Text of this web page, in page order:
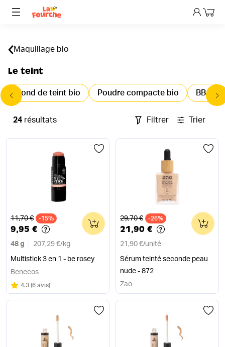
Mon
Maquillage bio
Le teint
Fond de teint bio Poudre compacte bio BB
24 résultats Filtrer Trier
Ancien prix
11,70 € -15%
9,95 €
48 g 207,29 €/ kg
Multistick 3 en 1 - be rosey
0
Benecos
Note
4.3 sur 5
(6 avis)
Ancien prix
29,70 € -26%
21,90 €
21,90 €/unité
Sérum teinté seconde peau
nude - 872
0
Zao